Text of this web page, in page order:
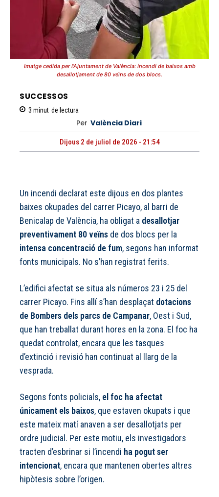
Imatge cedida per l’Ajuntament de València: incendi de baixos amb
desallotjament de 80 veïns de dos blocs.
SUCCESSOS
3 minut de lectura
Per València Diari
Dijous 2 de juliol de 2026 - 21:54
Un incendi declarat este dijous en dos plantes
baixes okupades del carrer Picayo, al barri de
Benicalap de València, ha obligat a desallotjar
preventivament 80 veïns de dos blocs per la
intensa concentració de fum, segons han informat
fonts municipals. No s’han registrat ferits.
L’edifici afectat se situa als números 23 i 25 del
carrer Picayo. Fins allí s’han desplaçat dotacions
de Bombers dels parcs de Campanar, Oest i Sud,
que han treballat durant hores en la zona. El foc ha
quedat controlat, encara que les tasques
d’extinció i revisió han continuat al llarg de la
vesprada.
Segons fonts policials, el foc ha afectat
únicament els baixos, que estaven okupats i que
este mateix matí anaven a ser desallotjats per
ordre judicial. Per este motiu, els investigadors
tracten d’esbrinar si l’incendi ha pogut ser
intencionat, encara que mantenen obertes altres
hipòtesis sobre l’origen.